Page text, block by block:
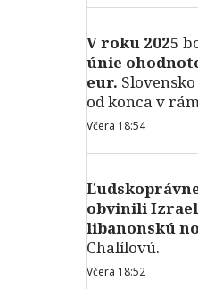
V roku 2025
únie
eur.
od konca v
Včera 18:54
obvinili
libanonskú
Chalílovú.
Včera 18:52